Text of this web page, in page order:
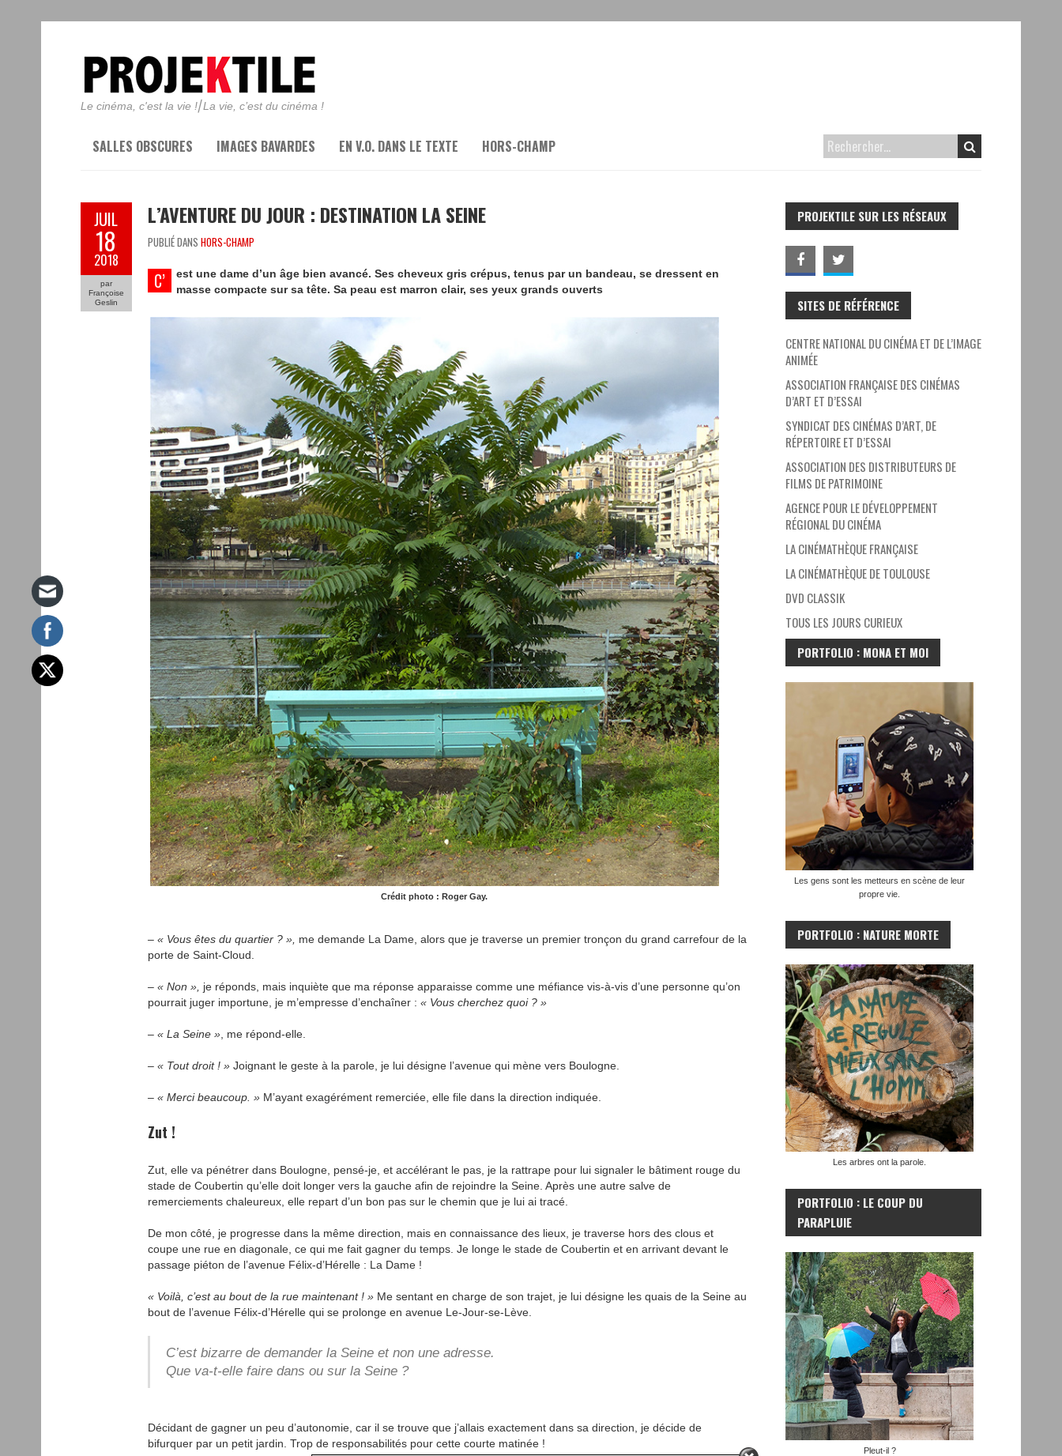
Le cinéma, c'est la vie !⎢La vie, c’est du cinéma !
SALLES OBSCURES IMAGES BAVARDES EN V.O. DANS LE TEXTE HORS-CHAMP
JUIL
18
2018
par
Françoise
Geslin
L’AVENTURE DU JOUR : DESTINATION LA SEINE
PUBLIÉ DANS HORS-CHAMP
C’
est une dame d’un âge bien avancé. Ses cheveux gris crépus, tenus par un bandeau, se dressent en
masse compacte sur sa tête. Sa peau est marron clair, ses yeux grands ouverts
Crédit photo : Roger Gay.
– « Vous êtes du quartier ? », me demande La Dame, alors que je traverse un premier tronçon du grand carrefour de la
porte de Saint-Cloud.
– « Non », je réponds, mais inquiète que ma réponse apparaisse comme une méfiance vis-à-vis d’une personne qu’on
pourrait juger importune, je m’empresse d’enchaîner : « Vous cherchez quoi ? »
– « La Seine », me répond-elle.
– « Tout droit ! »Joignant le geste à la parole, je lui désigne l’avenue qui mène vers Boulogne.
– « Merci beaucoup. »M’ayant exagérément remerciée, elle file dans la direction indiquée.
Zut !
Zut, elle va pénétrer dans Boulogne, pensé-je, et accélérant le pas, je la rattrape pour lui signaler le bâtiment rouge du
stade de Coubertin qu’elle doit longer vers la gauche afin de rejoindre la Seine. Après une autre salve de
remerciements chaleureux, elle repart d’un bon pas sur le chemin que je lui ai tracé.
De mon côté, je progresse dans la même direction, mais en connaissance des lieux, je traverse hors des clous et
coupe une rue en diagonale, ce qui me fait gagner du temps. Je longe le stade de Coubertin et en arrivant devant le
passage piéton de l’avenue Félix-d’Hérelle : La Dame !
« Voilà, c’est au bout de la rue maintenant ! »Me sentant en charge de son trajet, je lui désigne les quais de la Seine au
bout de l’avenue Félix-d’Hérelle qui se prolonge en avenue Le-Jour-se-Lève.
C’est bizarre de demander la Seine et non une adresse.
Que va-t-elle faire dans ou sur la Seine ?
Décidant de gagner un peu d’autonomie, car il se trouve que j’allais exactement dans sa direction, je décide de
bifurquer par un petit jardin. Trop de responsabilités pour cette courte matinée !
PROJEKTILE SUR LES RÉSEAUX
SITES DE RÉFÉRENCE
CENTRE NATIONAL DU CINÉMA ET DE L’IMAGE
ANIMÉE
ASSOCIATION FRANÇAISE DES CINÉMAS
D’ART ET D’ESSAI
SYNDICAT DES CINÉMAS D’ART, DE
RÉPERTOIRE ET D’ESSAI
ASSOCIATION DES DISTRIBUTEURS DE
FILMS DE PATRIMOINE
AGENCE POUR LE DÉVELOPPEMENT
RÉGIONAL DU CINÉMA
LA CINÉMATHÈQUE FRANÇAISE
LA CINÉMATHÈQUE DE TOULOUSE
DVD CLASSIK
TOUS LES JOURS CURIEUX
PORTFOLIO : MONA ET MOI
Les gens sont les metteurs en scène de leur
propre vie.
PORTFOLIO : NATURE MORTE
Les arbres ont la parole.
PORTFOLIO : LE COUP DU
PARAPLUIE
Pleut-il ?